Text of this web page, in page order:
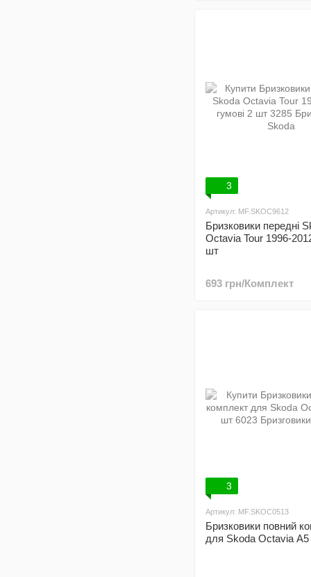
3
Артикул: MF.SKOC9612
Бризковики передні
Octavia Tour 1996-
шт
693 грн/Комплект
3
Артикул: MF.SKOC0513
Бризковики повний
для Skoda Octavia